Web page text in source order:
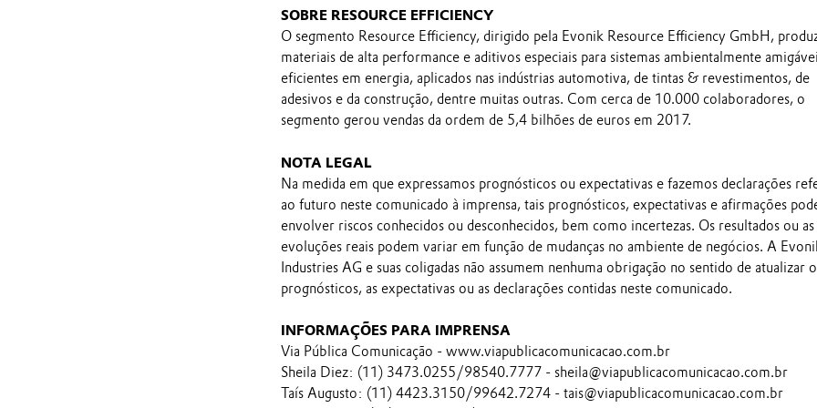
SOBRE RESOURCE EFFICIENCY
O segmento Resource Efficiency, dirigido pela Evonik Resource Efficiency GmbH,
materiais de alta performance e aditivos especiais para sistemas ambientalmente
eficientes em energia, aplicados nas indústrias automotiva, de tintas & revestimentos, de
adesivos e da construção, dentre muitas outras. Com cerca de 10.000 colaboradores, o
segmento gerou vendas da ordem de 5,4 bilhões de euros em 2017.
NOTA LEGAL
Na medida em que expressamos prognósticos ou expectativas e fazemos declarações
ao futuro neste comunicado à imprensa, tais prognósticos, expectativas e afirmações
envolver riscos conhecidos ou desconhecidos, bem como incertezas. Os resultados ou as
evoluções reais podem variar em função de mudanças no ambiente de negócios. A
Industries AG e suas coligadas não assumem nenhuma obrigação no sentido de atualizar
prognósticos, as expectativas ou as declarações contidas neste comunicado.
INFORMAÇÕES PARA IMPRENSA
Via Pública Comunicação - www.viapublicacomunicacao.com.br
Sheila Diez: (11) 3473.0255/98540.7777 - sheila@viapublicacomunicacao.com.br
Taís Augusto: (11) 4423.3150/99642.7274 - tais@viapublicacomunicacao.com.br